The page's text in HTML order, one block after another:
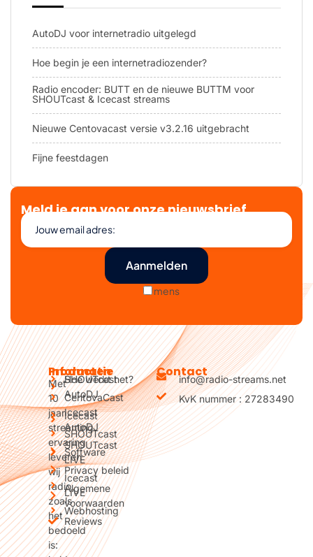
AutoDJ voor internetradio uitgelegd
Hoe begin je een internetradiozender?
Radio encoder: BUTT en de nieuwe BUTTM voor
SHOUTcast & Icecast streams
Nieuwe Centovacast versie v3.2.16 uitgebracht
Fijne feestdagen
Meld je aan voor onze nieuwsbrief
mens
Met
10
jaar
streaming
ervaring
leveren
wij
radio
zoals
het
bedoeld
is:
Producten
SHOUTcast
AutoDJ
Icecast
AutoDJ
SHOUTcast
LIVE
Icecast
LIVE
Webhosting
Informatie
Hoe werkt het?
CentovaCast
Icecast
SHOUTcast
Software
Privacy beleid
Algemene
voorwaarden
Reviews
Contact
info@radio-streams.net
KvK nummer : 27283490